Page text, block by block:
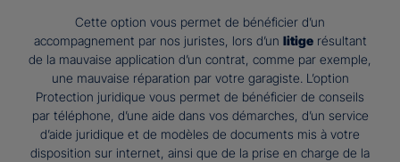
Cette option vous permet de bénéficier d’un
accompagnement par nos juristes, lors d’un litigerésultant
de la mauvaise application d’un contrat, comme par exemple,
une mauvaise réparation par votre garagiste. L’option
Protection juridique vous permet de bénéficier de conseils
par téléphone, d’une aide dans vos démarches, d’un service
d’aide juridique et de modèles de documents mis à votre
disposition sur internet, ainsi que de la prise en charge de la